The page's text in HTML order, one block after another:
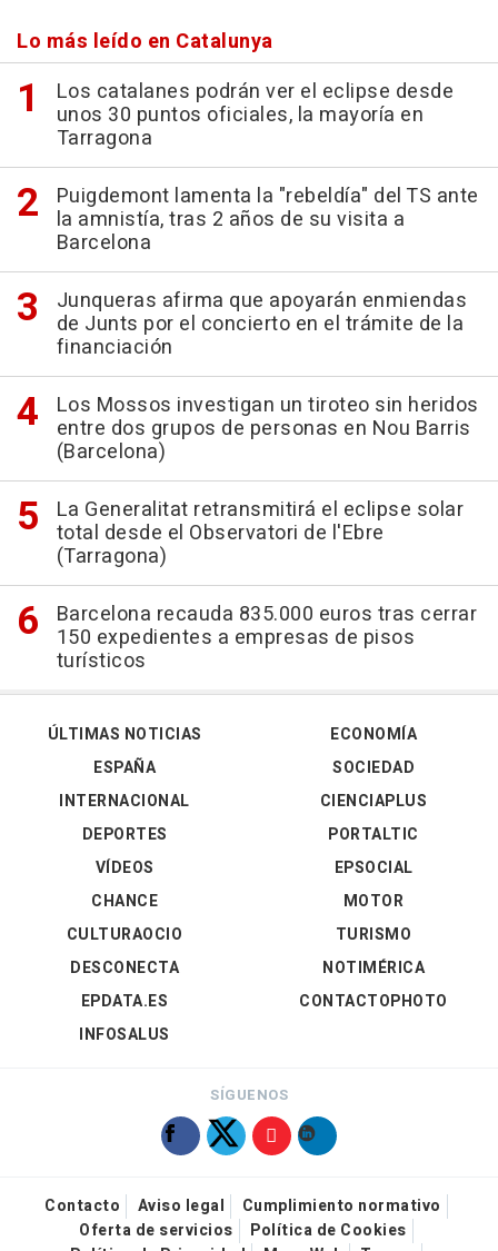
Lo más leído en Catalunya
Los catalanes podrán ver el eclipse desde
unos 30 puntos oficiales, la mayoría en
Tarragona
Puigdemont lamenta la "rebeldía" del TS ante
la amnistía, tras 2 años de su visita a
Barcelona
Junqueras afirma que apoyarán enmiendas
de Junts por el concierto en el trámite de la
financiación
Los Mossos investigan un tiroteo sin heridos
entre dos grupos de personas en Nou Barris
(Barcelona)
La Generalitat retransmitirá el eclipse solar
total desde el Observatori de l'Ebre
(Tarragona)
Barcelona recauda 835.000 euros tras cerrar
150 expedientes a empresas de pisos
turísticos
ÚLTIMAS NOTICIAS
ESPAÑA
INTERNACIONAL
DEPORTES
VÍDEOS
ECONOMÍA
SOCIEDAD
CIENCIAPLUS
PORTALTIC
EPSOCIAL
CHANCE
CULTURAOCIO
DESCONECTA
EPDATA.ES
INFOSALUS
MOTOR
TURISMO
NOTIMÉRICA
CONTACTOPHOTO
SÍGUENOS
Contacto Aviso legal
Cumplimiento normativo
Oferta de servicios
Política de Cookies